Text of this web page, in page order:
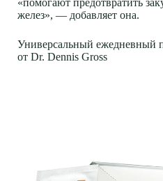
«помогают предотвратить
желез», — добавляет она.
Универсальный ежедневный
от Dr. Dennis Gross